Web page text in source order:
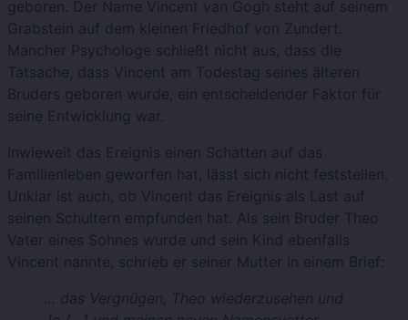
geboren. Der Name Vincent van Gogh steht auf seinem
Grabstein auf dem kleinen Friedhof von Zundert.
Mancher Psychologe schließt nicht aus, dass die
Tatsache, dass Vincent am Todestag seines älteren
Bruders geboren wurde, ein entscheidender Faktor für
seine Entwicklung war.
Inwieweit das Ereignis einen Schatten auf das
Familienleben geworfen hat, lässt sich nicht feststellen.
Unklar ist auch, ob Vincent das Ereignis als Last auf
seinen Schultern empfunden hat. Als sein Bruder Theo
Vater eines Sohnes wurde und sein Kind ebenfalls
Vincent nannte, schrieb er seiner Mutter in einem Brief:
… das Vergnügen, Theo wiederzusehen und